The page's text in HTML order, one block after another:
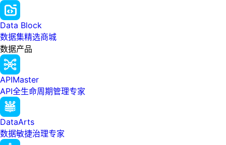
Data Block
数据集精选商城
数据产品
APIMaster
API全生命周期管理专家
DataArts
数据敏捷治理专家